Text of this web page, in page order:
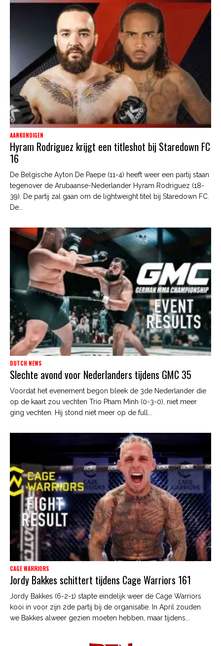
AANKONDIGEN
Hyram Rodriguez krijgt een titleshot bij Staredown FC
16
De Belgische Ayton De Paepe (11-4) heeft weer een partij staan
tegenover de Arubaanse-Nederlander Hyram Rodriguez (18-
39). De partij zal gaan om de lightweight titel bij Staredown FC.
De...
DUTCH NEWS
Slechte avond voor Nederlanders tijdens GMC 35
Voordat het evenement begon bleek de 3de Nederlander die
op de kaart zou vechten Trio Pham Minh (0-3-0), niet meer
ging vechten. Hij stond niet meer op de full...
CAGE WARRIORS
Jordy Bakkes schittert tijdens Cage Warriors 161
Jordy Bakkes (6-2-1) stapte eindelijk weer de Cage Warriors
kooi in voor zijn 2de partij bij de organisatie. In April zouden
we Bakkes alweer gezien moeten hebben, maar tijdens...